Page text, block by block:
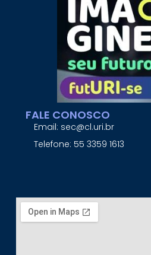
FALE CONOSCO
Email: sec@cl.uri.br
Telefone: 55 3359 1613